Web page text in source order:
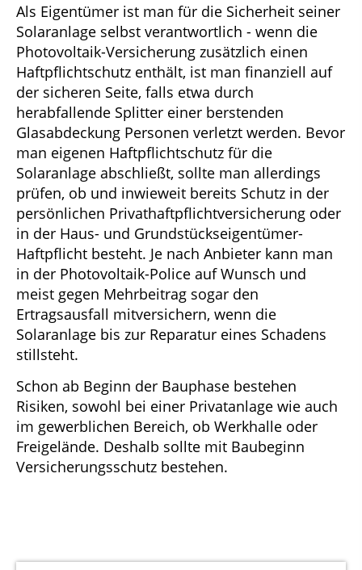
Als Eigentümer ist man für die Sicherheit seiner
Solaranlage selbst verantwortlich - wenn die
Photovoltaik-Versicherung zusätzlich einen
Haftpflichtschutz enthält, ist man finanziell auf
der sicheren Seite, falls etwa durch
herabfallende Splitter einer berstenden
Glasabdeckung Personen verletzt werden. Bevor
man eigenen Haftpflichtschutz für die
Solaranlage abschließt, sollte man allerdings
prüfen, ob und inwieweit bereits Schutz in der
persönlichen Privathaftpflichtversicherung oder
in der Haus- und Grundstückseigentümer-
Haftpflicht besteht. Je nach Anbieter kann man
in der Photovoltaik-Police auf Wunsch und
meist gegen Mehrbeitrag sogar den
Ertragsausfall mitversichern, wenn die
Solaranlage bis zur Reparatur eines Schadens
stillsteht.
Schon ab Beginn der Bauphase bestehen
Risiken, sowohl bei einer Privatanlage wie auch
im gewerblichen Bereich, ob Werkhalle oder
Freigelände. Deshalb sollte mit Baubeginn
Versicherungsschutz bestehen.